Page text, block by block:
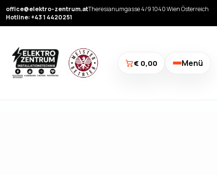
office@elektro-zentrum.atTheresianumgasse 4/9 1040 Wien Österreich
Hotline: +43 1 4420251
€ 0,00 Menü